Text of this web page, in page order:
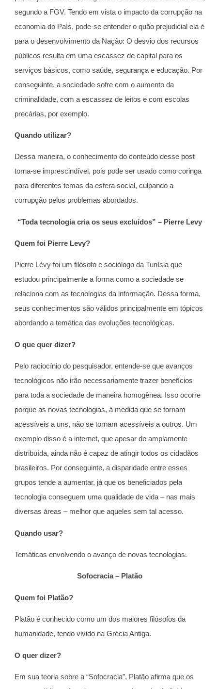
segundo a FGV. Tendo em vista o impacto da corrupção na
economia do País, pode-se entender o quão prejudicial ela é
para o desenvolvimento da Nação: O desvio dos recursos
públicos resulta em uma escassez de capital para os
serviços básicos, como saúde, segurança e educação. Por
conseguinte, a sociedade sofre com o aumento da
criminalidade, com a escassez de leitos e com escolas
precárias, por exemplo.
Quando utilizar?
Dessa maneira, o conhecimento do conteúdo desse post
torna-se imprescindível, pois pode ser usado como coringa
para diferentes temas da esfera social, culpando a
corrupção pelos problemas abordados.
“Toda tecnologia cria os seus excluídos” – Pierre Levy
Quem foi Pierre Levy?
Pierre Lévy foi um filósofo e sociólogo da Tunísia que
estudou principalmente a forma como a sociedade se
relaciona com as tecnologias da informação. Dessa forma,
seus conhecimentos são válidos principalmente em tópicos
abordando a temática das evoluções tecnológicas.
O que quer dizer?
Pelo raciocínio do pesquisador, entende-se que avanços
tecnológicos não irão necessariamente trazer benefícios
para toda a sociedade de maneira homogênea. Isso ocorre
porque as novas tecnologias, à medida que se tornam
acessíveis a uns, não se tornam acessíveis a outros. Um
exemplo disso é a internet, que apesar de amplamente
distribuída, ainda não é capaz de atingir todos os cidadãos
brasileiros. Por conseguinte, a disparidade entre esses
grupos tende a aumentar, já que os beneficiados pela
tecnologia conseguem uma qualidade de vida – nas mais
diversas áreas – melhor que aqueles sem tal acesso.
Quando usar?
Temáticas envolvendo o avanço de novas tecnologias.
Sofocracia – Platão
Quem foi Platão?
Platão é conhecido como um dos maiores filósofos da
humanidade, tendo vivido na Grécia Antiga.
O quer dizer?
Em sua teoria sobre a “Sofocracia”, Platão afirma que os